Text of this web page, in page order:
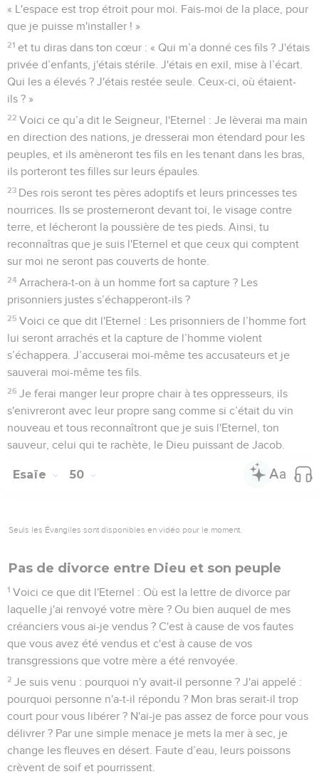
« L'espace est trop étroit pour moi. Fais-moi de la place, pour
que je puisse m'installer ! »
21 et tu diras dans ton cœur : « Qui m’a donné ces fils ? J'étais
privée d’enfants, j'étais stérile. J'étais en exil, mise à l’écart.
Qui les a élevés ? J'étais restée seule. Ceux-ci, où étaient-
ils ? »
22 Voici ce qu’a dit le Seigneur, l'Eternel : Je lèverai ma main
en direction des nations, je dresserai mon étendard pour les
peuples, et ils amèneront tes fils en les tenant dans les bras,
ils porteront tes filles sur leurs épaules.
23 Des rois seront tes pères adoptifs et leurs princesses tes
nourrices. Ils se prosterneront devant toi, le visage contre
terre, et lécheront la poussière de tes pieds. Ainsi, tu
reconnaîtras que je suis l'Eternel et que ceux qui comptent
sur moi ne seront pas couverts de honte.
24 Arrachera-t-on à un homme fort sa capture ? Les
prisonniers justes s’échapperont-ils ?
25 Voici ce que dit l'Eternel : Les prisonniers de l’homme fort
lui seront arrachés et la capture de l’homme violent
s’échappera. J’accuserai moi-même tes accusateurs et je
sauverai moi-même tes fils.
26 Je ferai manger leur propre chair à tes oppresseurs, ils
s'enivreront avec leur propre sang comme si c’était du vin
nouveau et tous reconnaîtront que je suis l'Eternel, ton
sauveur, celui qui te rachète, le Dieu puissant de Jacob.
Esaïe 50
Seuls les Évangiles sont disponibles en vidéo pour le moment.
Pas de divorce entre Dieu et son peuple
1 Voici ce que dit l'Eternel : Où est la lettre de divorce par
laquelle j'ai renvoyé votre mère ? Ou bien auquel de mes
créanciers vous ai-je vendus ? C'est à cause de vos fautes
que vous avez été vendus et c'est à cause de vos
transgressions que votre mère a été renvoyée.
2 Je suis venu : pourquoi n'y avait-il personne ? J'ai appelé :
pourquoi personne n'a-t-il répondu ? Mon bras serait-il trop
court pour vous libérer ? N'ai-je pas assez de force pour vous
délivrer ? Par une simple menace je mets la mer à sec, je
change les fleuves en désert. Faute d’eau, leurs poissons
crèvent de soif et pourrissent.